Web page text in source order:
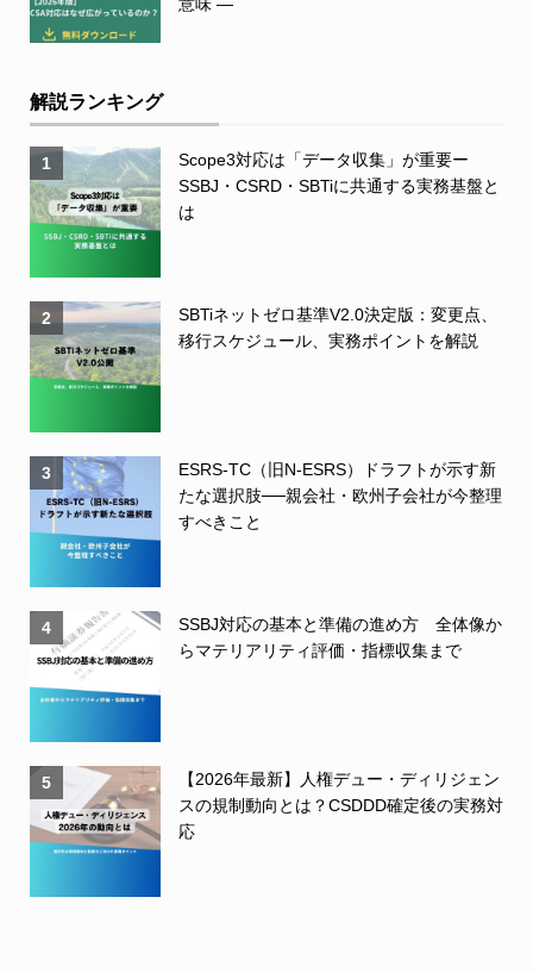
解説ランキング
1
Scope3対応は「データ収集」が重要ー
SSBJ・CSRD・SBTiに共通する実務基盤と
は
2
SBTiネットゼロ基準V2.0決定版：変更点、
移行スケジュール、実務ポイントを解説
3
ESRS-TC（旧N-ESRS）ドラフトが示す新
たな選択肢──親会社・欧州子会社が今整理
すべきこと
4
SSBJ対応の基本と準備の進め方 全体像か
らマテリアリティ評価・指標収集まで
5
【2026年最新】人権デュー・ディリジェン
スの規制動向とは？CSDDD確定後の実務対
応